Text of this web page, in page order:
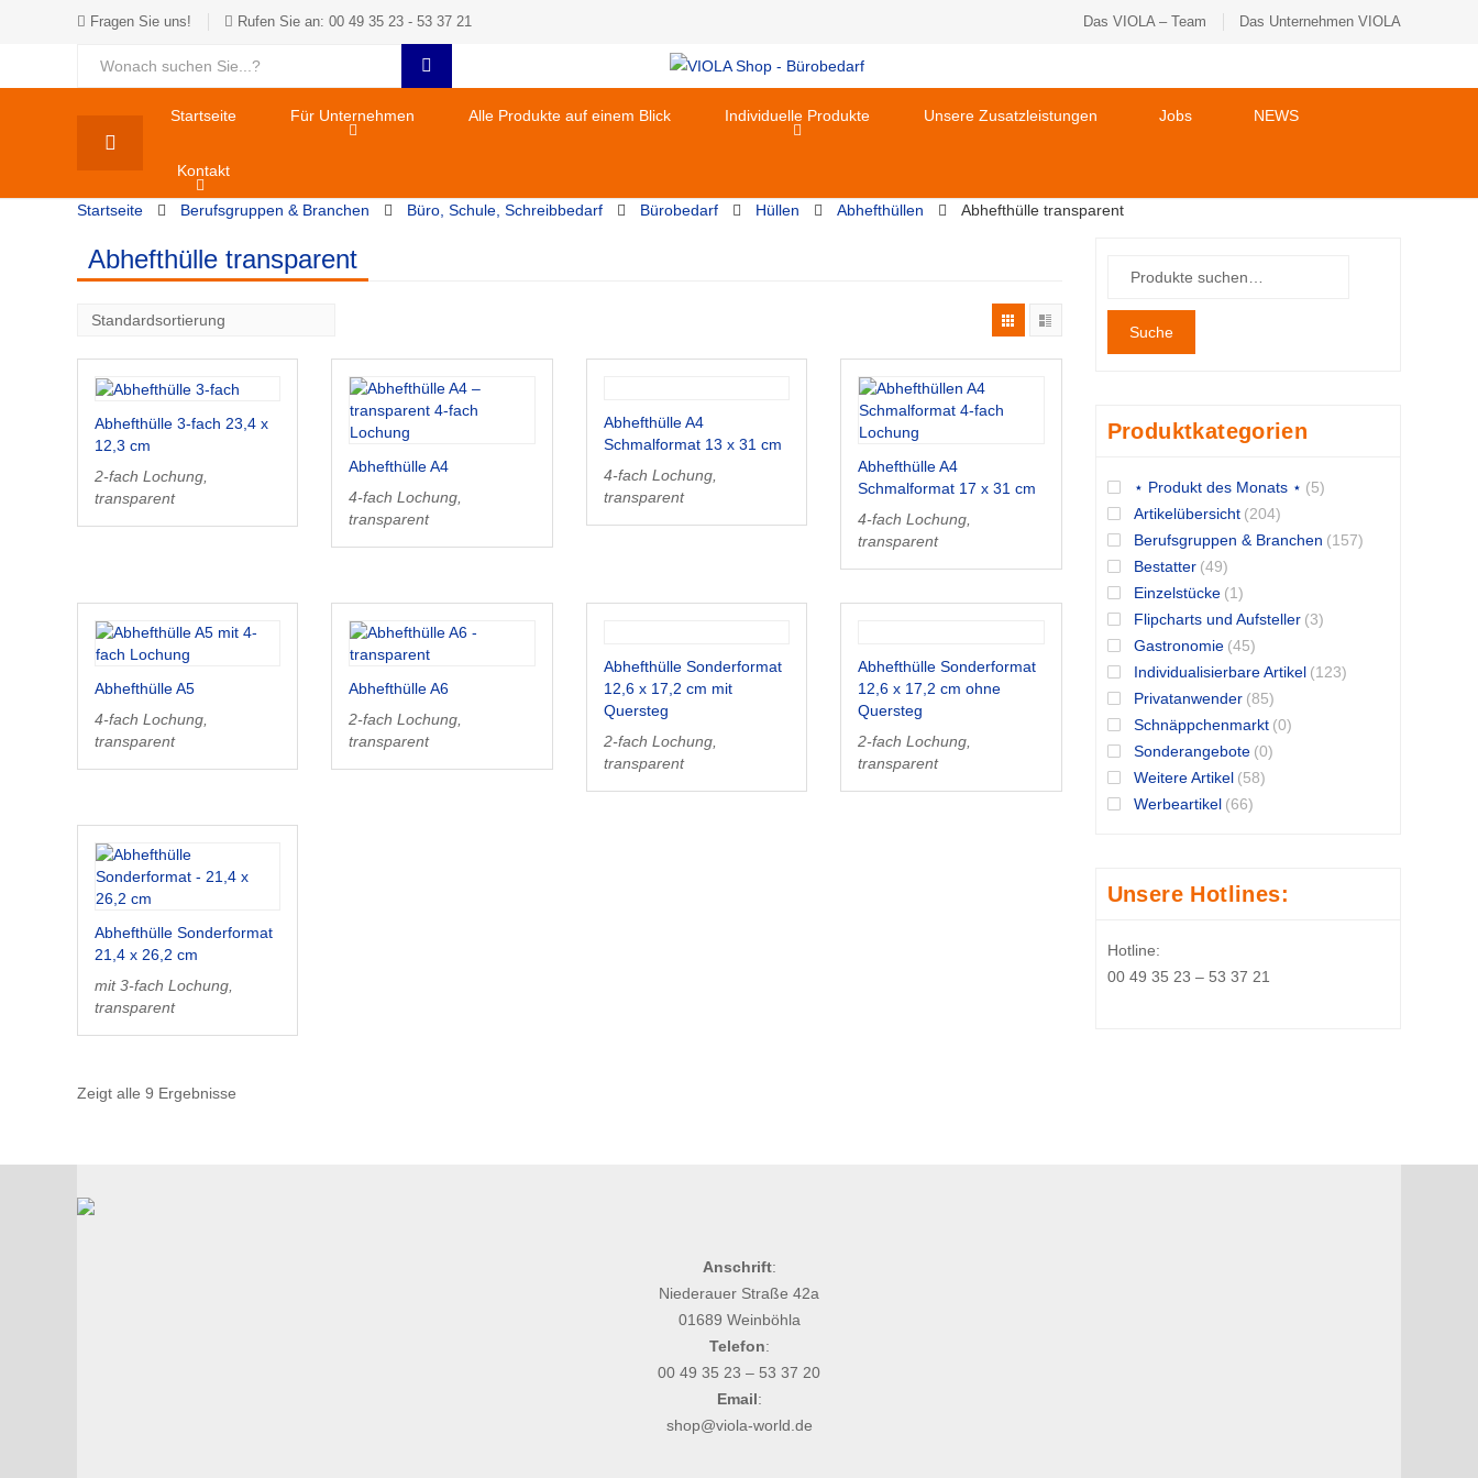
Fragen Sie uns! Rufen Sie an: 00 49 35 23 - 53 37 21 Das VIOLA – Team Das Unternehmen VIOLA
Startseite Für Unternehmen Alle Produkte auf einem Blick Individuelle Produkte Unsere Zusatzleistungen Jobs NEWS
Kontakt
Startseite Berufsgruppen & Branchen Büro, Schule, Schreibbedarf Bürobedarf Hüllen Abhefthüllen Abhefthülle transparent
Abhefthülle transparent
Abhefthülle 3-fach 23,4 x
12,3 cm
2-fach Lochung,
transparent
Abhefthülle A4
4-fach Lochung,
transparent
Abhefthülle A4
Schmalformat 13 x 31 cm
4-fach Lochung,
transparent
Abhefthülle A4
Schmalformat 17 x 31 cm
4-fach Lochung,
transparent
Abhefthülle A5
4-fach Lochung,
transparent
Abhefthülle A6
2-fach Lochung,
transparent
Abhefthülle Sonderformat
12,6 x 17,2 cm mit
Quersteg
2-fach Lochung,
transparent
Abhefthülle Sonderformat
12,6 x 17,2 cm ohne
Quersteg
2-fach Lochung,
transparent
Abhefthülle Sonderformat
21,4 x 26,2 cm
mit 3-fach Lochung,
transparent
Zeigt alle 9 Ergebnisse
Suche
Produktkategorien
⋆ Produkt des Monats ⋆ (5)
Artikelübersicht (204)
Berufsgruppen & Branchen (157)
Bestatter (49)
Einzelstücke (1)
Flipcharts und Aufsteller (3)
Gastronomie (45)
Individualisierbare Artikel (123)
Privatanwender (85)
Schnäppchenmarkt (0)
Sonderangebote (0)
Weitere Artikel (58)
Werbeartikel (66)
Unsere Hotlines:
Hotline:
00 49 35 23 – 53 37 21
Anschrift:
Niederauer Straße 42a
01689 Weinböhla
Telefon:
00 49 35 23 – 53 37 20
Email:
shop@viola-world.de